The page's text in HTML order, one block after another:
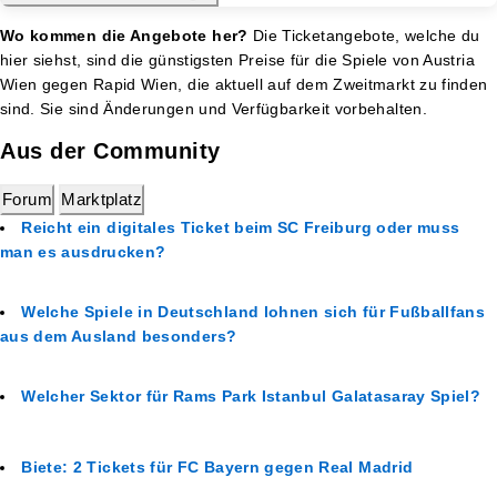
Wo kommen die Angebote her? Die Ticketangebote, welche du
hier siehst, sind die günstigsten Preise für die Spiele von Austria
Wien gegen Rapid Wien, die aktuell auf dem Zweitmarkt zu finden
sind. Sie sind Änderungen und Verfügbarkeit vorbehalten.
Aus der Community
Forum Marktplatz
Reicht ein digitales Ticket beim SC Freiburg oder muss
man es ausdrucken?
Welche Spiele in Deutschland lohnen sich für Fußballfans
aus dem Ausland besonders?
Welcher Sektor für Rams Park Istanbul Galatasaray Spiel?
Biete: 2 Tickets für FC Bayern gegen Real Madrid